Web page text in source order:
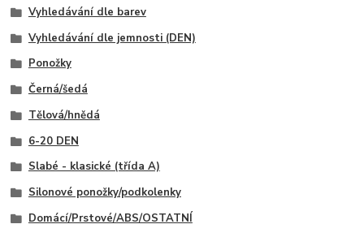
Vyhledávání dle barev
Vyhledávání dle jemnosti (DEN)
Ponožky
Černá/šedá
Tělová/hnědá
6-20 DEN
Slabé - klasické (třída A)
Silonové ponožky/podkolenky
Domácí/Prstové/ABS/OSTATNÍ